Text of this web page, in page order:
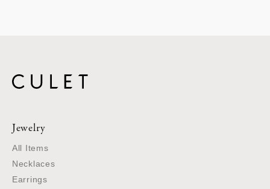
Jewelry
All Items
Necklaces
Earrings